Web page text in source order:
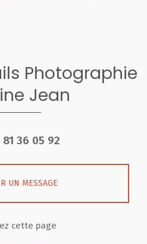
Photographie
Jean
81 36 05 92
UN MESSAGE
cette page